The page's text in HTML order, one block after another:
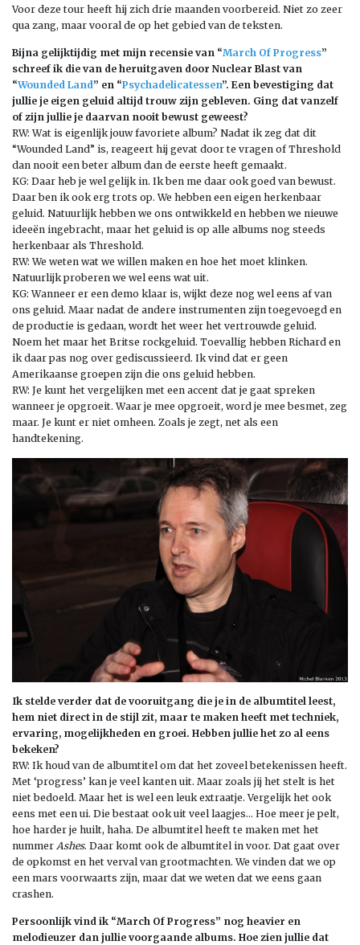
Voor deze tour heeft hij zich drie maanden voorbereid. Niet zo zeer
qua zang, maar vooral de op het gebied van de teksten.
Bijna gelijktijdig met mijn recensie van “March Of Progress”
schreef ik die van de heruitgaven door Nuclear Blast van
“Wounded Land ” en “Psychadelicatessen”. Een bevestiging dat
jullie je eigen geluid altijd trouw zijn gebleven. Ging dat vanzelf
of zijn jullie je daarvan nooit bewust geweest?
RW: Wat is eigenlijk jouw favoriete album? Nadat ik zeg dat dit
“Wounded Land” is, reageert hij gevat door te vragen of Threshold
dan nooit een beter album dan de eerste heeft gemaakt.
KG: Daar heb je wel gelijk in. Ik ben me daar ook goed van bewust.
Daar ben ik ook erg trots op. We hebben een eigen herkenbaar
geluid. Natuurlijk hebben we ons ontwikkeld en hebben we nieuwe
ideeën ingebracht, maar het geluid is op alle albums nog steeds
herkenbaar als Threshold.
RW: We weten wat we willen maken en hoe het moet klinken.
Natuurlijk proberen we wel eens wat uit.
KG: Wanneer er een demo klaar is, wijkt deze nog wel eens af van
ons geluid. Maar nadat de andere instrumenten zijn toegevoegd en
de productie is gedaan, wordt het weer het vertrouwde geluid.
Noem het maar het Britse rockgeluid. Toevallig hebben Richard en
ik daar pas nog over gediscussieerd. Ik vind dat er geen
Amerikaanse groepen zijn die ons geluid hebben.
RW: Je kunt het vergelijken met een accent dat je gaat spreken
wanneer je opgroeit. Waar je mee opgroeit, word je mee besmet, zeg
maar. Je kunt er niet omheen. Zoals je zegt, net als een
handtekening.
Ik stelde verder dat de vooruitgang die je in de albumtitel leest,
hem niet direct in de stijl zit, maar te maken heeft met techniek,
ervaring, mogelijkheden en groei. Hebben jullie het zo al eens
bekeken?
RW: Ik houd van de albumtitel om dat het zoveel betekenissen heeft.
Met ‘progress’ kan je veel kanten uit. Maar zoals jij het stelt is het
niet bedoeld. Maar het is wel een leuk extraatje. Vergelijk het ook
eens met een ui. Die bestaat ook uit veel laagjes… Hoe meer je pelt,
hoe harder je huilt, haha. De albumtitel heeft te maken met het
nummer Ashes. Daar komt ook de albumtitel in voor. Dat gaat over
de opkomst en het verval van grootmachten. We vinden dat we op
een mars voorwaarts zijn, maar dat we weten dat we eens gaan
crashen.
Persoonlijk vind ik “March Of Progress” nog heavier en
melodieuzer dan jullie voorgaande albums. Hoe zien jullie dat